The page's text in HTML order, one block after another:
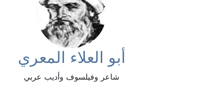
أبو العلاء المعري
شاعر وفيلسوف وأديب عربي